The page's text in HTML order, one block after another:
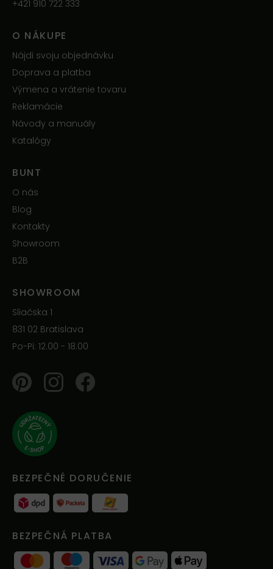
+421 910 722 333
O NÁKUPE
Nájdi svoju objednávku
Doprava a platba
Výmena a vrátenie tovaru
Reklamácie
Návody a manuály
Katalógy
BUNT
O nás
Blog
Kontakty
Showroom
B2B
SHOWROOM
Sliačska 1
831 02 Bratislava
Po-Pi: 12.00 - 18.00
PinterestInstagramFacebook
BEZPEČNÉ DORUČENIE
BEZPEČNÁ PLATBA